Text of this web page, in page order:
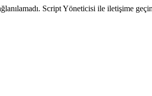
Script Yöneticisi ile iletişime